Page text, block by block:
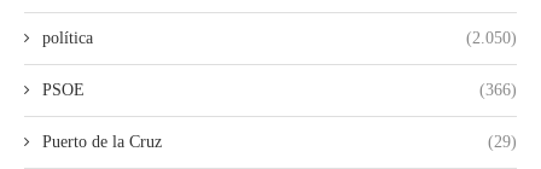
política (2.050)
PSOE (366)
Puerto de la Cruz (29)